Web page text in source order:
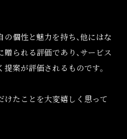
の個性と魅力を持ち、他にはな
られる評価であり、サービス
案が評価されるものです。
けたことを大変嬉しく思って